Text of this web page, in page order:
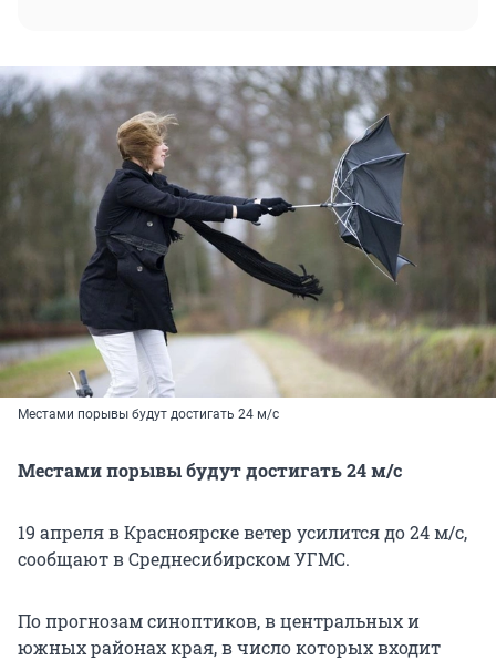
Местами порывы будут достигать 24 м/с
Местами порывы будут достигать 24 м/с
19 апреля в Красноярске ветер усилится до 24 м/с,
сообщают в Среднесибирском УГМС.
По прогнозам синоптиков, в центральных и
южных районах края, в число которых входит